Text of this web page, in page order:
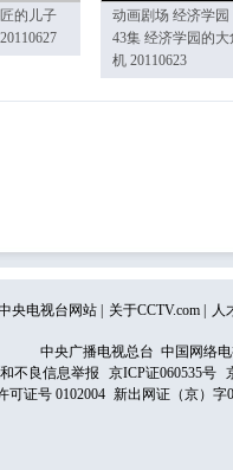
的儿子
动画剧场 经济学园
43集 经济学园的大
机 20110623
央电视台网站 关于CCTV.com 人
中央广播电视总台 中国网络
不良信息举报
京ICP证060535号
可证号 0102004 新出网证（京）